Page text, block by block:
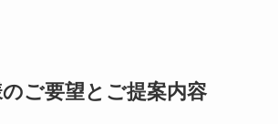
ご要望とご提案内容